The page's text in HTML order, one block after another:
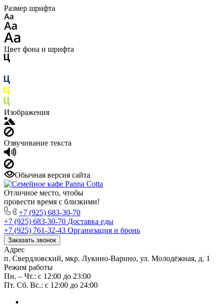
Размер шрифта
Цвет фона и шрифта
Изображения
Озвучивание текста
Обычная версия сайта
Отличное место, чтобы
провести время с близкими!
+7 (925) 683-30-70
+7 (925) 683-30-70 Доставка еды
+7 (925) 761-32-43 Организация и бронь
Заказать звонок
Адрес
п. Свердловский, мкр. Лукино-Варино, ул. Молодёжная, д. 1
Режим работы
Пн. – Чт.: с 12:00 до 23:00
Пт. Сб. Вс.: с 12:00 до 24:00